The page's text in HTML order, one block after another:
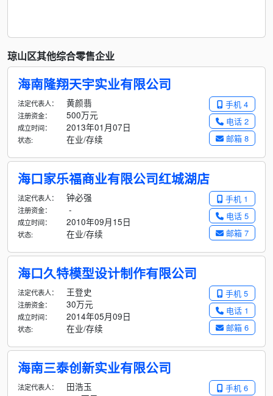
琼山区其他综合零售企业
海南隆翔天宇实业有限公司
手机 4
电话 2
邮箱 8
法定代表人： 黄颜翡
注册资金： 500万元
成立时间： 2013年01月07日
状态: 在业/存续
海口家乐福商业有限公司红城湖店
手机 1
电话 5
邮箱 7
法定代表人： 钟必强
注册资金： -
成立时间： 2010年09月15日
状态: 在业/存续
海口久特模型设计制作有限公司
手机 5
电话 1
邮箱 6
法定代表人： 王登史
注册资金： 30万元
成立时间： 2014年05月09日
状态: 在业/存续
海南三泰创新实业有限公司
手机 6
法定代表人： 田浩玉